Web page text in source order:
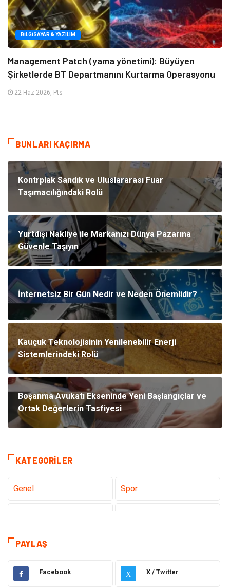
BILGISAYAR & YAZILIM
Management Patch (yama yönetimi): Büyüyen
Şirketlerde BT Departmanını Kurtarma Operasyonu
22 Haz 2026, Pts
BUNLARI KAÇIRMA
Kontrplak Sandık ve Uluslararası Fuar
Taşımacılığındaki Rolü
Yurtdışı Nakliye ile Markanızı Dünya Pazarına
Güvenle Taşıyın
İnternetsiz Bir Gün Nedir ve Neden Önemlidir?
Kauçuk Teknolojisinin Yenilenebilir Enerji
Sistemlerindeki Rolü
Boşanma Avukatı Ekseninde Yeni Başlangıçlar ve
Ortak Değerlerin Tasfiyesi
KATEGORILER
Genel Spor
Dünya'dan Haberler
Müzik İnternet
PAYLAŞ
Facebook X X / Twitter